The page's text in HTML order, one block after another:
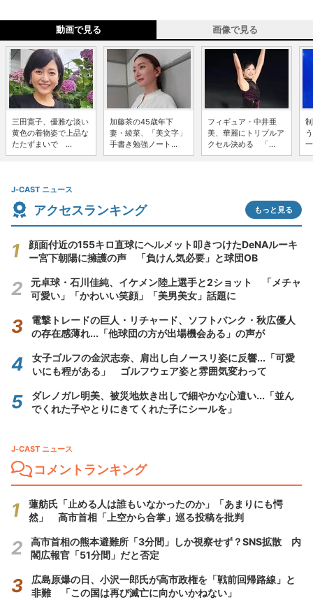
動画で見る 画像で見る
三田寛子、優雅な淡い
黄色の着物姿で上品な
たたずまいで ...
加藤茶の45歳年下
妻・綾菜、「美文字」
手書き勉強ノート...
フィギュア・中井亜
美、華麗にトリプルア
クセル決める 「...
J-CAST ニュース
アクセスランキング もっと見る
顔面付近の155キロ直球にヘルメット叩きつけたDeNAルーキ
ー宮下朝陽に擁護の声 「負けん気必要」と球団OB
元卓球・石川佳純、イケメン陸上選手と2ショット 「メチャ
可愛い」「かわいい笑顔」「美男美女」話題に
電撃トレードの巨人・リチャード、ソフトバンク・秋広優人
の存在感薄れ...「他球団の方が出場機会ある」の声が
女子ゴルフの金沢志奈、肩出し白ノースリ姿に反響...「可愛
いにも程がある」 ゴルフウェア姿と雰囲気変わって
ダレノガレ明美、被災地炊き出しで細やかな心遣い...「並ん
でくれた子やとりにきてくれた子にシールを」
J-CAST ニュース
コメントランキング
蓮舫氏「止める人は誰もいなかったのか」「あまりにも愕
然」 高市首相「上空から合掌」巡る投稿を批判
高市首相の熊本避難所「3分間」しか視察せず？SNS拡散 内
閣広報官「51分間」だと否定
広島原爆の日、小沢一郎氏が高市政権を「戦前回帰路線」と
非難 「この国は再び滅亡に向かいかねない」